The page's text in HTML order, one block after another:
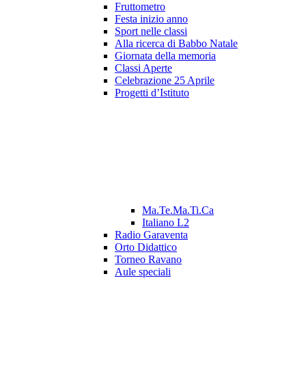
Fruttometro
Festa inizio anno
Sport nelle classi
Alla ricerca di Babbo Natale
Giornata della memoria
Classi Aperte
Celebrazione 25 Aprile
Progetti d’Istituto
Ma.Te.Ma.Ti.Ca
Italiano L2
Radio Garaventa
Orto Didattico
Torneo Ravano
Aule speciali